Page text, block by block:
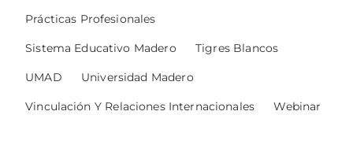
Prácticas Profesionales
Sistema Educativo Madero Tigres Blancos
UMAD Universidad Madero
Vinculación Y Relaciones Internacionales Webinar